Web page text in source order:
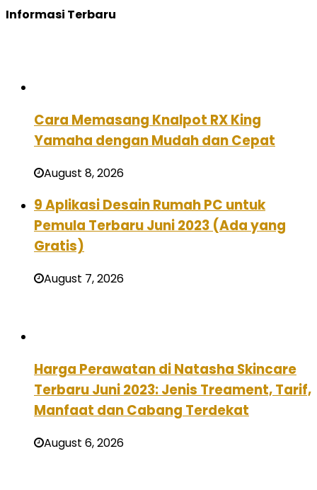
Informasi Terbaru
Cara Memasang Knalpot RX King
Yamaha dengan Mudah dan Cepat
August 8, 2026
9 Aplikasi Desain Rumah PC untuk
Pemula Terbaru Juni 2023 (Ada yang
Gratis)
August 7, 2026
Harga Perawatan di Natasha Skincare
Terbaru Juni 2023: Jenis Treament, Tarif,
Manfaat dan Cabang Terdekat
August 6, 2026